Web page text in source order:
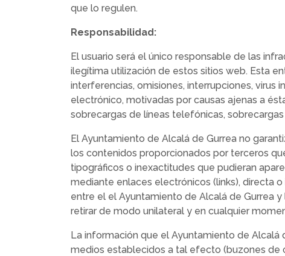
que lo regulen.
Responsabilidad:
El usuario será el único responsable de las
ilegítima utilización de estos sitios web. Esta
interferencias, omisiones, interrupciones,
electrónico, motivadas por causas ajenas a
sobrecargas de líneas telefónicas,
El Ayuntamiento de Alcalá de Gurrea no
los contenidos proporcionados por terceros
tipográficos o inexactitudes que pudieran
mediante enlaces electrónicos (links), directa
entre el el Ayuntamiento de Alcalá de Gurrea
retirar de modo unilateral y en cualquier
La información que el Ayuntamiento de
medios establecidos a tal efecto (buzones de